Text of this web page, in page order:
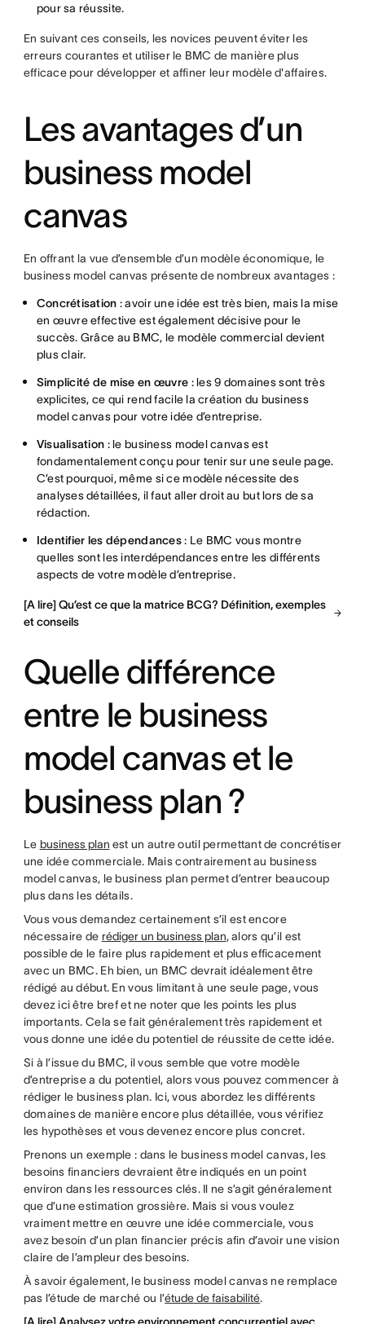
pour sa réussite.
En suivant ces conseils, les novices peuvent éviter les
erreurs courantes et utiliser le BMC de manière plus
efficace pour développer et affiner leur modèle d'affaires.
Les avantages d’un
business model
canvas
En offrant la vue d’ensemble d’un modèle économique, le
business model canvas présente de nombreux avantages :
Concrétisation : avoir une idée est très bien, mais la mise
en œuvre effective est également décisive pour le
succès. Grâce au BMC, le modèle commercial devient
plus clair.
Simplicité de mise en œuvre : les 9 domaines sont très
explicites, ce qui rend facile la création du business
model canvas pour votre idée d’entreprise.
Visualisation : le business model canvas est
fondamentalement conçu pour tenir sur une seule page.
C’est pourquoi, même si ce modèle nécessite des
analyses détaillées, il faut aller droit au but lors de sa
rédaction.
Identifier les dépendances: Le BMC vous montre
quelles sont les interdépendances entre les différents
aspects de votre modèle d’entreprise.
[A lire] Qu’est ce que la matrice BCG? Définition, exemples
et conseils
Quelle différence
entre le business
model canvas et le
business plan ?
Le business plan est un autre outil permettant de concrétiser
une idée commerciale. Mais contrairement au business
model canvas, le business plan permet d’entrer beaucoup
plus dans les détails.
Vous vous demandez certainement s’il est encore
nécessaire de rédiger un business plan, alors qu’il est
possible de le faire plus rapidement et plus efficacement
avec un BMC. Eh bien, un BMC devrait idéalement être
rédigé au début. En vous limitant à une seule page, vous
devez ici être bref et ne noter que les points les plus
importants. Cela se fait généralement très rapidement et
vous donne une idée du potentiel de réussite de cette idée.
Si à l’issue du BMC, il vous semble que votre modèle
d’entreprise a du potentiel, alors vous pouvez commencer à
rédiger le business plan. Ici, vous abordez les différents
domaines de manière encore plus détaillée, vous vérifiez
les hypothèses et vous devenez encore plus concret.
Prenons un exemple : dans le business model canvas, les
besoins financiers devraient être indiqués en un point
environ dans les ressources clés. Il ne s’agit généralement
que d’une estimation grossière. Mais si vous voulez
vraiment mettre en œuvre une idée commerciale, vous
avez besoin d’un plan financier précis afin d’avoir une vision
claire de l’ampleur des besoins.
À savoir également, le business model canvas ne remplace
pas l’étude de marché ou l’étude de faisabilité.
[A lire] Analysez votre environnement concurrentiel avec